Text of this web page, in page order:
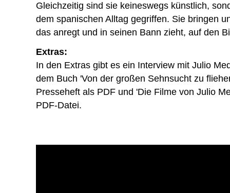
Gleichzeitig sind sie keineswegs künstlich,
dem spanischen Alltag gegriffen. Sie bringen
das anregt und in seinen Bann zieht, auf den
Extras:
In den Extras gibt es ein Interview mit Julio
dem Buch 'Von der großen Sehnsucht zu
Presseheft als PDF und 'Die Filme von Julio
PDF-Datei.